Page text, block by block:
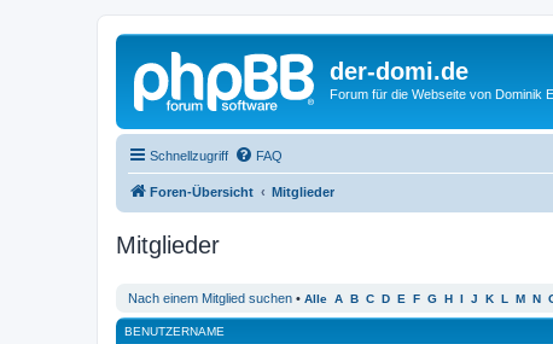
der-domi.de
Forum für die Webseite von Dominik
Schnellzugriff FAQ
Foren-Übersicht Mitglieder
Mitglieder
Nach einem Mitglied suchen • Alle A B C D E F G H I J K L M N
BENUTZERNAME